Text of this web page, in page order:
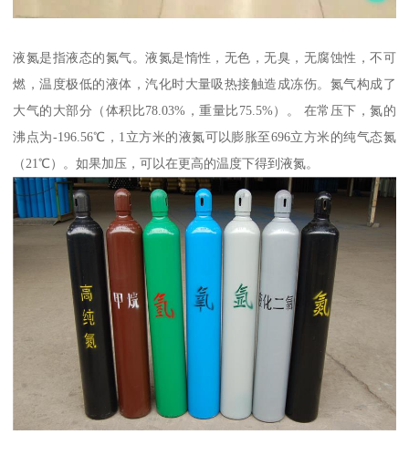
液氮是指液态的氮气。液氮是惰性，无色，无臭，无腐蚀性，不可
燃，温度极低的液体，汽化时大量吸热接触造成冻伤。氮气构成了
大气的大部分（体积比78.03%，重量比75.5%）。 在常压下，氮的
沸点为-196.56℃，1立方米的液氮可以膨胀至696立方米的纯气态氮
（21℃）。如果加压，可以在更高的温度下得到液氮。